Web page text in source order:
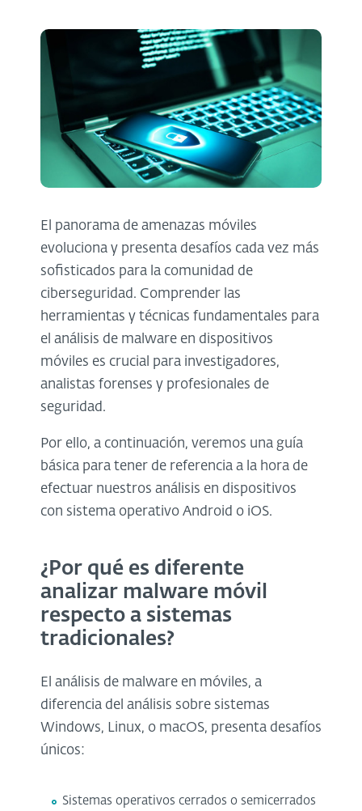
El panorama de amenazas móviles
evoluciona y presenta desafíos cada vez más
sofisticados para la comunidad de
ciberseguridad. Comprender las
herramientas y técnicas fundamentales para
el análisis de malware en dispositivos
móviles es crucial para investigadores,
analistas forenses y profesionales de
seguridad.
Por ello, a continuación, veremos una guía
básica para tener de referencia a la hora de
efectuar nuestros análisis en dispositivos
con sistema operativo Android o iOS.
¿Por qué es diferente
analizar malware móvil
respecto a sistemas
tradicionales?
El análisis de malware en móviles, a
diferencia del análisis sobre sistemas
Windows, Linux, o macOS, presenta desafíos
únicos:
Sistemas operativos cerrados o semicerrados